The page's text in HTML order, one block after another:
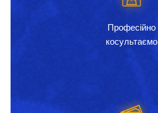
Професійно
косультаємо